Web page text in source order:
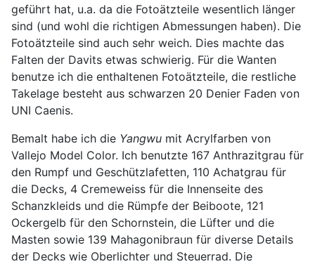
geführt hat, u.a. da die Fotoätzteile wesentlich länger
sind (und wohl die richtigen Abmessungen haben). Die
Fotoätzteile sind auch sehr weich. Dies machte das
Falten der Davits etwas schwierig. Für die Wanten
benutze ich die enthaltenen Fotoätzteile, die restliche
Takelage besteht aus schwarzen 20 Denier Faden von
UNI Caenis.
Bemalt habe ich die Yangwu mit Acrylfarben von
Vallejo Model Color. Ich benutzte 167 Anthrazitgrau für
den Rumpf und Geschützlafetten, 110 Achatgrau für
die Decks, 4 Cremeweiss für die Innenseite des
Schanzkleids und die Rümpfe der Beiboote, 121
Ockergelb für den Schornstein, die Lüfter und die
Masten sowie 139 Mahagonibraun für diverse Details
der Decks wie Oberlichter und Steuerrad. Die